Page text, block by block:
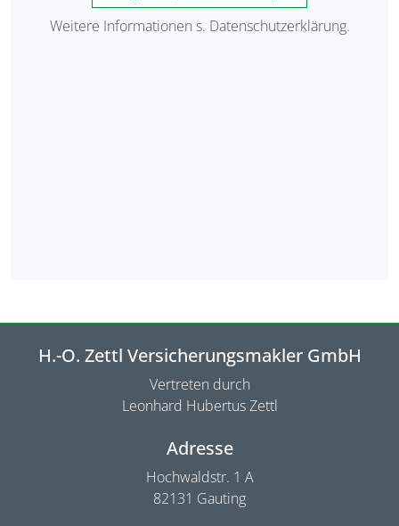
H.-O. Zettl Versicherungsmakler GmbH
Vertreten durch
Leonhard Hubertus Zettl
Adresse
Hochwaldstr. 1 A
82131 Gauting